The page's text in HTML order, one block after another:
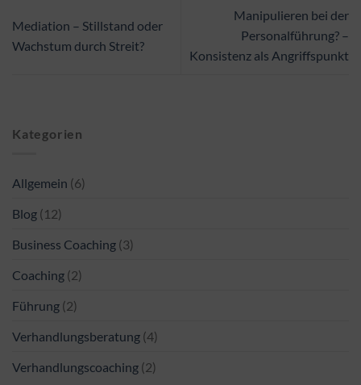
Mediation – Stillstand oder
Wachstum durch Streit?
Manipulieren bei der
Personalführung? –
Konsistenz als Angriffspunkt
Kategorien
Allgemein (6)
Blog (12)
Business Coaching (3)
Coaching (2)
Führung (2)
Verhandlungsberatung (4)
Verhandlungscoaching (2)